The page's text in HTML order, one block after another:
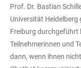
Prof. Dr. Bastian
Universität Heidelberg
Freiburg durchgeführt
Teilnehmerinnen und
dann, wenn ihnen